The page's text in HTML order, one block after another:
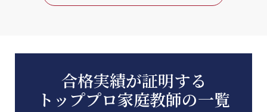
合格実績が証明する
トッププロ家庭教師の一覧